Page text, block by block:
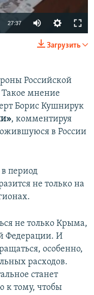
27:37
Загрузить
Российской
Такое мнение
Борис Кушнирук
, комментируя
в России
в период
не только на
не только Крыма,
Федерации. И
особенно,
расходов.
станет
к тому, чтобы